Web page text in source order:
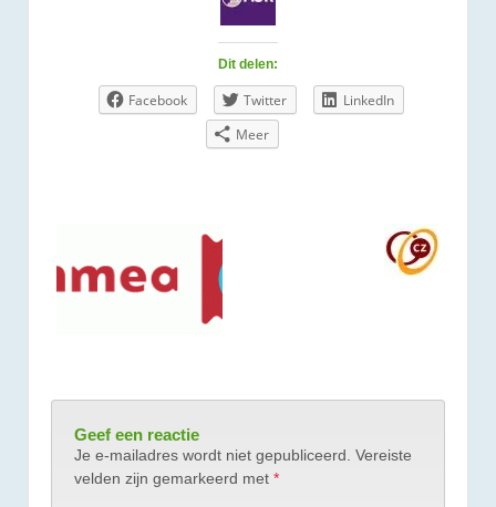
Dit delen:
Facebook Twitter
LinkedIn
Meer
Geef een reactie
Je e-mailadres wordt niet gepubliceerd. Vereiste
velden zijn gemarkeerd met *